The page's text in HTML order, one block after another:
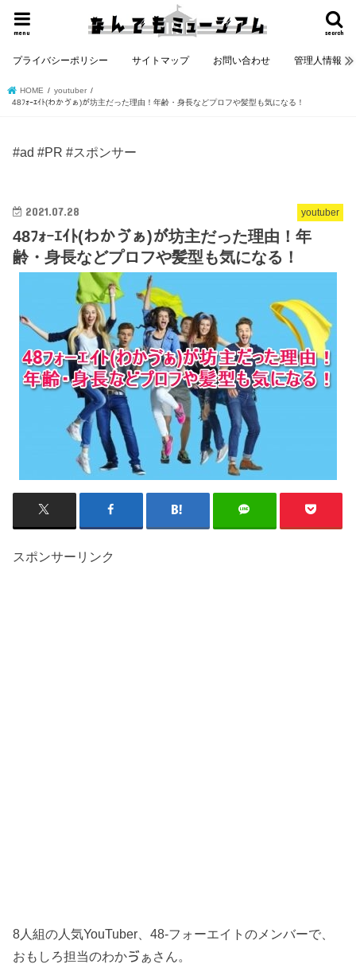
search
menu
プライバシーポリシー サイトマップ お問い合わせ 管理人情報
HOME
youtuber
48ﾌｫｰｴｲﾄ(わかゔぁ)が坊主だった理由！年齢・身長などプロフや髪型も気になる！
#ad #PR #スポンサー
youtuber
2021.07.28
48ﾌｫｰｴｲﾄ(わかゔぁ)が坊主だった理由！年
齢・身長などプロフや髪型も気になる！
スポンサーリンク
8人組の人気YouTuber、48-フォーエイトのメンバーで、
おもしろ担当のわかゔぁさん。